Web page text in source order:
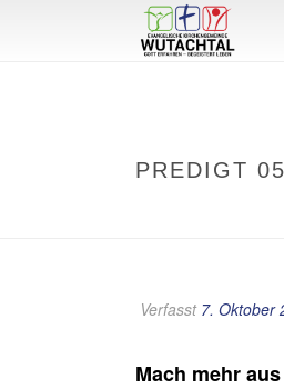
PREDIGT
Verfasst 7. Oktober
Mach mehr